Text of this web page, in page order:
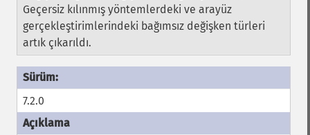
Geçersiz kılınmış yöntemlerdeki ve arayüz
gerçekleştirimlerindeki bağımsız değişken türleri
artık çıkarıldı.
7.2.0